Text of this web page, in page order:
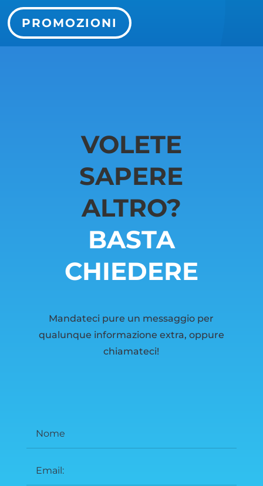
PROMOZIONI
VOLETE
SAPERE
ALTRO?
BASTA
CHIEDERE
Mandateci pure un messaggio per
qualunque informazione extra, oppure
chiamateci!